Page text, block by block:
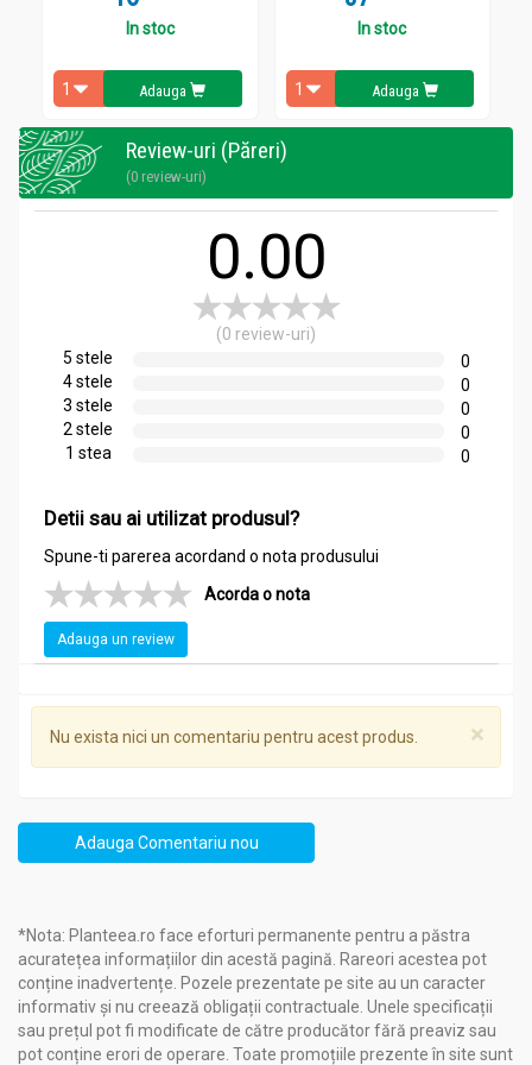
In stoc
Adauga
In stoc
Adauga
Review-uri (Păreri)
(0 review-uri)
0.00
(0 review-uri)
5 stele
0
4 stele
0
3 stele
0
2 stele
0
1 stea
0
Detii sau ai utilizat produsul?
Spune-ti parerea acordand o nota produsului
Acorda o nota
Adauga un review
×
Nu exista nici un comentariu pentru acest produs.
Adauga Comentariu nou
*Nota: Planteea.ro face eforturi permanente pentru a păstra
acuratețea informațiilor din acestă pagină. Rareori acestea pot
conține inadvertențe. Pozele prezentate pe site au un caracter
informativ și nu creează obligații contractuale. Unele specificații
sau prețul pot fi modificate de către producător fără preaviz sau
pot conține erori de operare. Toate promoțiile prezente în site sunt